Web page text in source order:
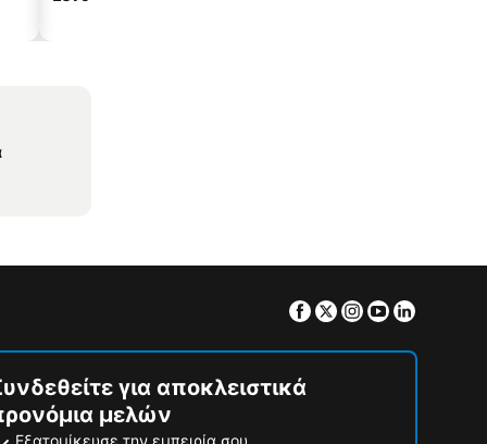
Facebook
TwitterInstagram
Youtube
για αποκλειστικά
μελών
Εξατομίκευσε την εμπειρία σου